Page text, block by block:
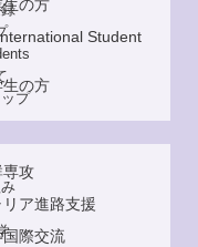
プ
の方
Student
の方
攻
ア進路支援
際交流